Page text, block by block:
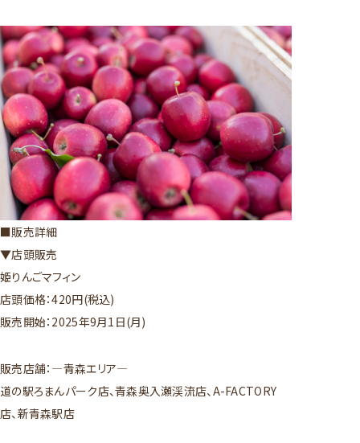
■販売詳細
▼店頭販売
姫りんごマフィン
店頭価格：420円(税込)
販売開始：2025年9月1日(月)
販売店舗：―青森エリア―
道の駅ろまんパーク店、青森奥入瀬渓流店、A-FACTORY
店、新青森駅店